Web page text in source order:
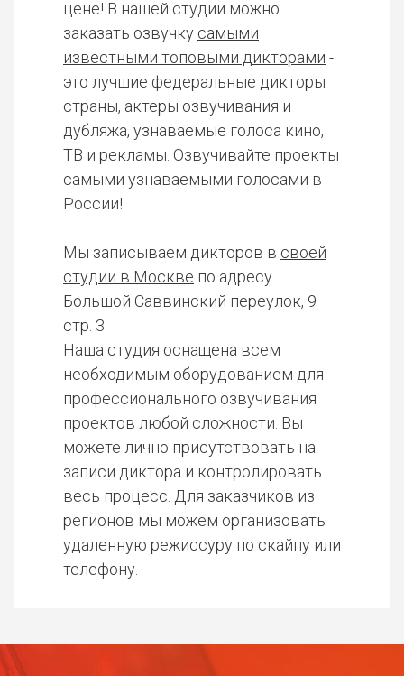
цене! В нашей студии можно
заказать озвучку самыми
известными топовыми дикторами -
это лучшие федеральные дикторы
страны, актеры озвучивания и
дубляжа, узнаваемые голоса кино,
ТВ и рекламы. Озвучивайте проекты
самыми узнаваемыми голосами в
России!
Мы записываем дикторов в своей
студии в Москве по адресу
Большой Саввинский переулок, 9
стр. 3.
Наша студия оснащена всем
необходимым оборудованием для
профессионального озвучивания
проектов любой сложности. Вы
можете лично присутствовать на
записи диктора и контролировать
весь процесс. Для заказчиков из
регионов мы можем организовать
удаленную режиссуру по скайпу или
телефону.